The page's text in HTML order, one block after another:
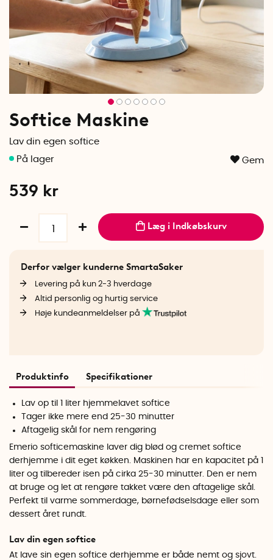
Softice Maskine
Lav din egen softice
Gem
539 kr
Læg i Indkøbskurv
Derfor vælger kunderne SmartaSaker
Levering på kun 2-3 hverdage
Altid personlig og hurtig service
Høje kundeanmeldelser på
Produktinfo Specifikationer
Lav op til 1 liter hjemmelavet softice
Tager ikke mere end 25-30 minutter
Aftagelig skål for nem rengøring
Emerio softicemaskine laver dig blød og cremet softice
derhjemme i dit eget køkken. Maskinen har en kapacitet på 1
liter og tilbereder isen på cirka 25-30 minutter. Den er nem
at bruge og let at rengøre takket være den aftagelige skål.
Perfekt til varme sommerdage, børnefødselsdage eller som
dessert året rundt.
Lav din egen softice
At lave sin egen softice derhjemme er både nemt og sjovt.